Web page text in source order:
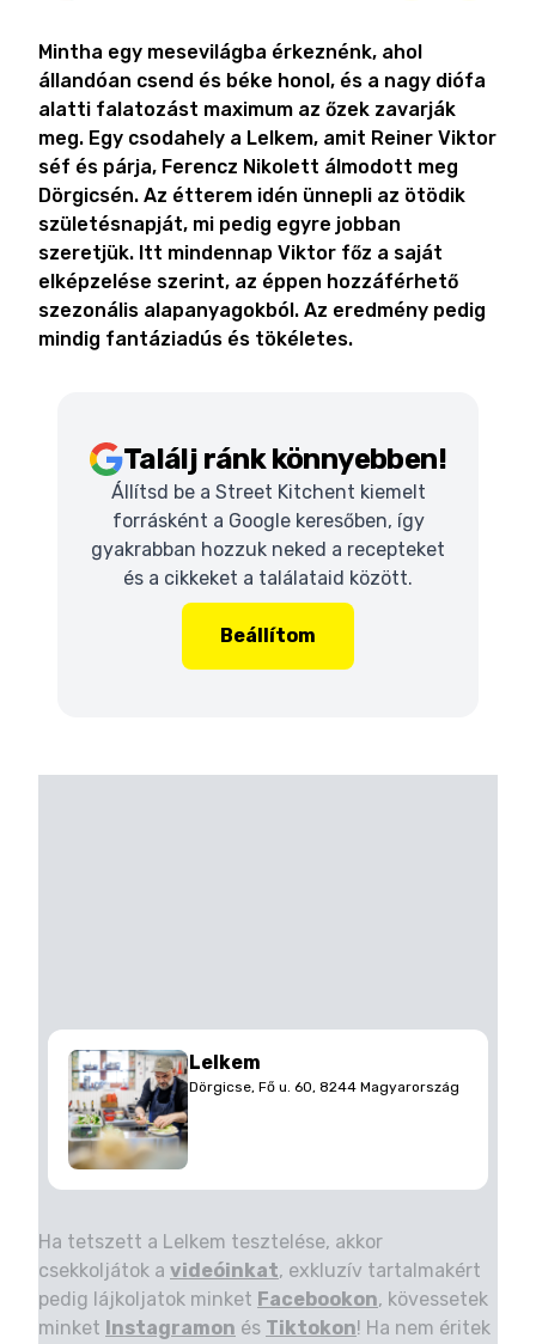
Mintha egy mesevilágba érkeznénk, ahol
állandóan csend és béke honol, és a nagy diófa
alatti falatozást maximum az őzek zavarják
meg. Egy csodahely a Lelkem, amit Reiner Viktor
séf és párja, Ferencz Nikolett álmodott meg
Dörgicsén. Az étterem idén ünnepli az ötödik
születésnapját, mi pedig egyre jobban
szeretjük. Itt mindennap Viktor főz a saját
elképzelése szerint, az éppen hozzáférhető
szezonális alapanyagokból. Az eredmény pedig
mindig fantáziadús és tökéletes.
Találj ránk könnyebben!
Állítsd be a Street Kitchent kiemelt
forrásként a Google keresőben, így
gyakrabban hozzuk neked a recepteket
és a cikkeket a találataid között.
Beállítom
Lelkem
Dörgicse, Fő u. 60, 8244 Magyarország
Ha tetszett a Lelkem tesztelése, akkor
csekkoljátok a videóinkat, exkluzív tartalmakért
pedig lájkoljatok minket Facebookon, kövessetek
minket Instagramon és Tiktokon! Ha nem éritek